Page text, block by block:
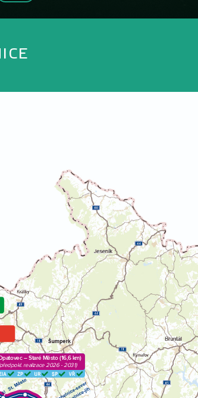
– Staré Město (16,6 km)
realizace 2026 - 2031)